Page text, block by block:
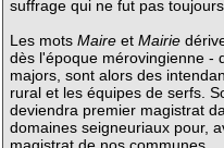
suffrage qui ne fut pas
Les mots Maireet Mairie
dès l'époque mérovingienne -
majors, sont alors des
rural et les équipes de serfs.
deviendra premier magistrat
domaines seigneuriaux pour,
magistrat de nos communes.